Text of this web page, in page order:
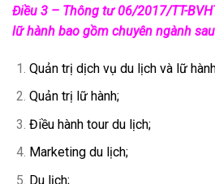
Điều 3 – Thông tư 06/2017/TT-
lữ hành bao gồm chuyên ngành
Quản trị dịch vụ du lịch và lữ
Quản trị lữ hành;
Điều hành tour du lịch;
Marketing du lịch;
Du lịch;